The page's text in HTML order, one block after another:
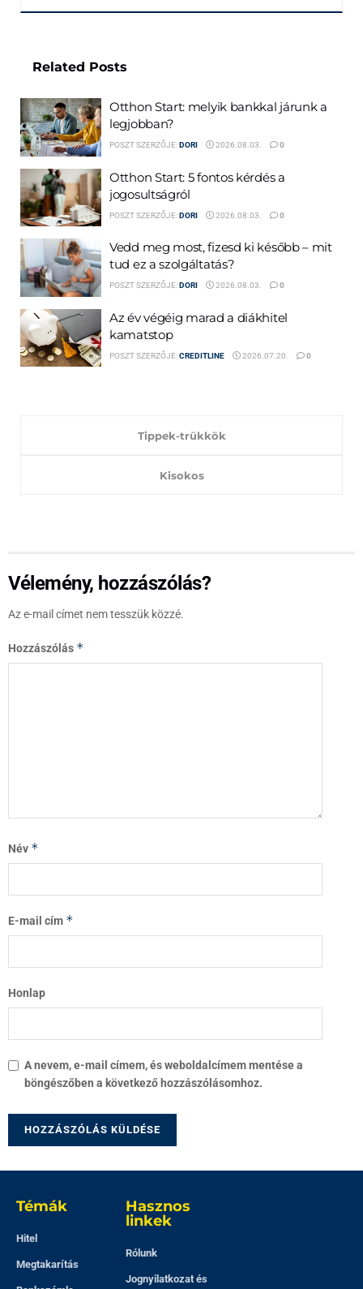
Related Posts
Otthon Start: melyik bankkal járunk a
legjobban?
POSZT SZERZŐJE:DORI 2026.08.03. 0
Otthon Start: 5 fontos kérdés a
jogosultságról
POSZT SZERZŐJE:DORI 2026.08.03. 0
Vedd meg most, fizesd ki később – mit
tud ez a szolgáltatás?
POSZT SZERZŐJE:DORI 2026.08.03. 0
Az év végéig marad a diákhitel
kamatstop
POSZT SZERZŐJE:CREDITLINE 2026.07.20. 0
Tippek-trükkök
Kisokos
Vélemény, hozzászólás?
Az e-mail címet nem tesszük közzé.
Hozzászólás *
Név *
E-mail cím *
Honlap
A nevem, e-mail címem, és weboldalcímem mentése a
böngészőben a következő hozzászólásomhoz.
Témák
Hitel
Megtakarítás
Hasznos
linkek
Rólunk
Jognyilatkozat és